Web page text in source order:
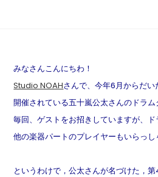
みなさんこんにちわ！
Studio NOAHさんで、今年6月からだい
開催されている五十嵐公太さんのドラム
毎回、ゲストをお招きしていますが、ド
他の楽器パートのプレイヤーもいらっし
というわけで，公太さんが名づけた，